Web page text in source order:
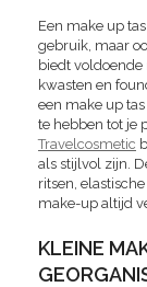
Een make up
gebruik, maar
biedt voldoende
kwasten en
een make up
te hebben tot je
Travelcosmetic
als stijlvol zijn.
ritsen,
make-up altijd
KLEINE